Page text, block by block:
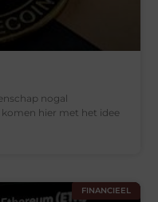
nogal
hier met het idee
FINANCIEEL